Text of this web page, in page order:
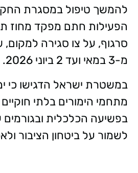
להמשך טיפול במסגרת
הפעילות חתם מפקד מחוז
סרגוף, על צו סגירה למקום,
מ-3 במאי ועד 2 ביוני 2026.
במשטרת ישראל הדגישו כי
מתחמי הימורים בלתי
בפשיעה הכלכלית ובגורמים
לשמור על ביטחון הציבור